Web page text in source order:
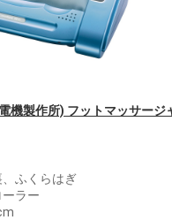
機製作所) フットマッサージ
ふくらはぎ
ラー